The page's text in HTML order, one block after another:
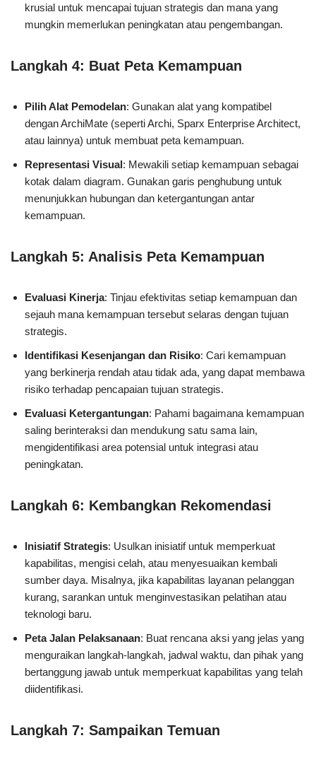
krusial untuk mencapai tujuan strategis dan mana yang
mungkin memerlukan peningkatan atau pengembangan.
Langkah 4: Buat Peta Kemampuan
Pilih Alat Pemodelan: Gunakan alat yang kompatibel
dengan ArchiMate (seperti Archi, Sparx Enterprise Architect,
atau lainnya) untuk membuat peta kemampuan.
Representasi Visual: Mewakili setiap kemampuan sebagai
kotak dalam diagram. Gunakan garis penghubung untuk
menunjukkan hubungan dan ketergantungan antar
kemampuan.
Langkah 5: Analisis Peta Kemampuan
Evaluasi Kinerja: Tinjau efektivitas setiap kemampuan dan
sejauh mana kemampuan tersebut selaras dengan tujuan
strategis.
Identifikasi Kesenjangan dan Risiko: Cari kemampuan
yang berkinerja rendah atau tidak ada, yang dapat membawa
risiko terhadap pencapaian tujuan strategis.
Evaluasi Ketergantungan: Pahami bagaimana kemampuan
saling berinteraksi dan mendukung satu sama lain,
mengidentifikasi area potensial untuk integrasi atau
peningkatan.
Langkah 6: Kembangkan Rekomendasi
Inisiatif Strategis: Usulkan inisiatif untuk memperkuat
kapabilitas, mengisi celah, atau menyesuaikan kembali
sumber daya. Misalnya, jika kapabilitas layanan pelanggan
kurang, sarankan untuk menginvestasikan pelatihan atau
teknologi baru.
Peta Jalan Pelaksanaan: Buat rencana aksi yang jelas yang
menguraikan langkah-langkah, jadwal waktu, dan pihak yang
bertanggung jawab untuk memperkuat kapabilitas yang telah
diidentifikasi.
Langkah 7: Sampaikan Temuan